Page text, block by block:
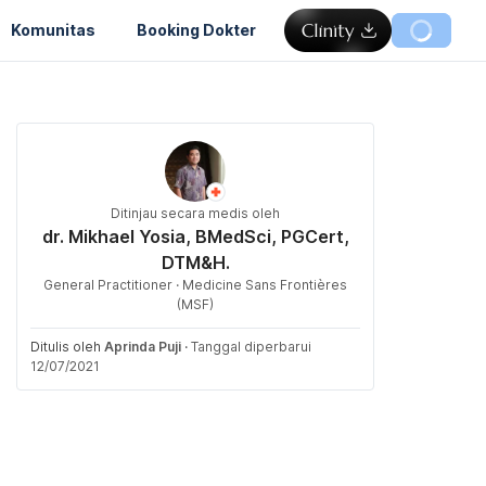
Komunitas Booking Dokter
Ditinjau secara medis oleh
dr. Mikhael Yosia, BMedSci, PGCert,
DTM&H.
General Practitioner · Medicine Sans Frontières
(MSF)
Ditulis oleh Aprinda Puji · Tanggal diperbarui
12/07/2021